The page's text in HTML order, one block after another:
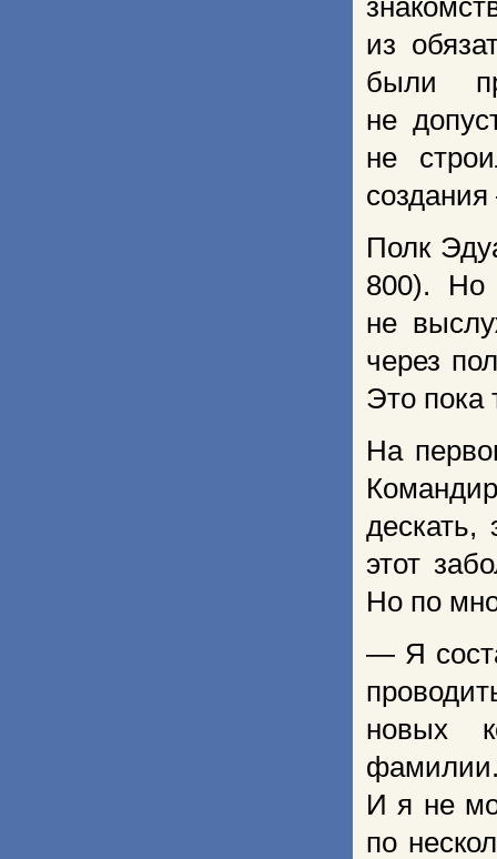
из
были
не
не
Полк
800). Но
не
через
Это пока
На
дескать,
этот
Но по
— Я
новых
И я не
по